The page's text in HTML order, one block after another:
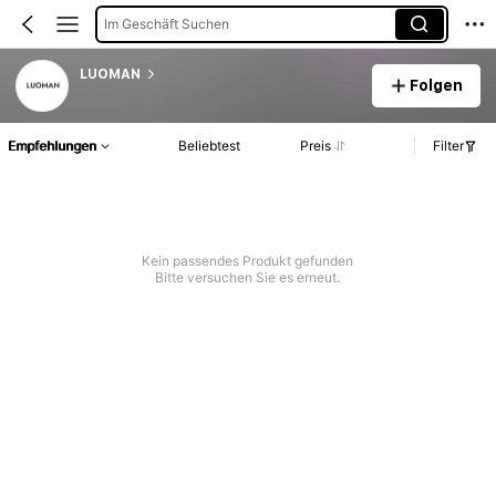
Im Geschäft Suchen
LUOMAN
Folgen
Empfehlungen Beliebtest Preis Filter
Kein passendes Produkt gefunden
Bitte versuchen Sie es erneut.